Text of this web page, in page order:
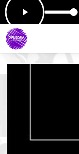
BLUE OYSTER